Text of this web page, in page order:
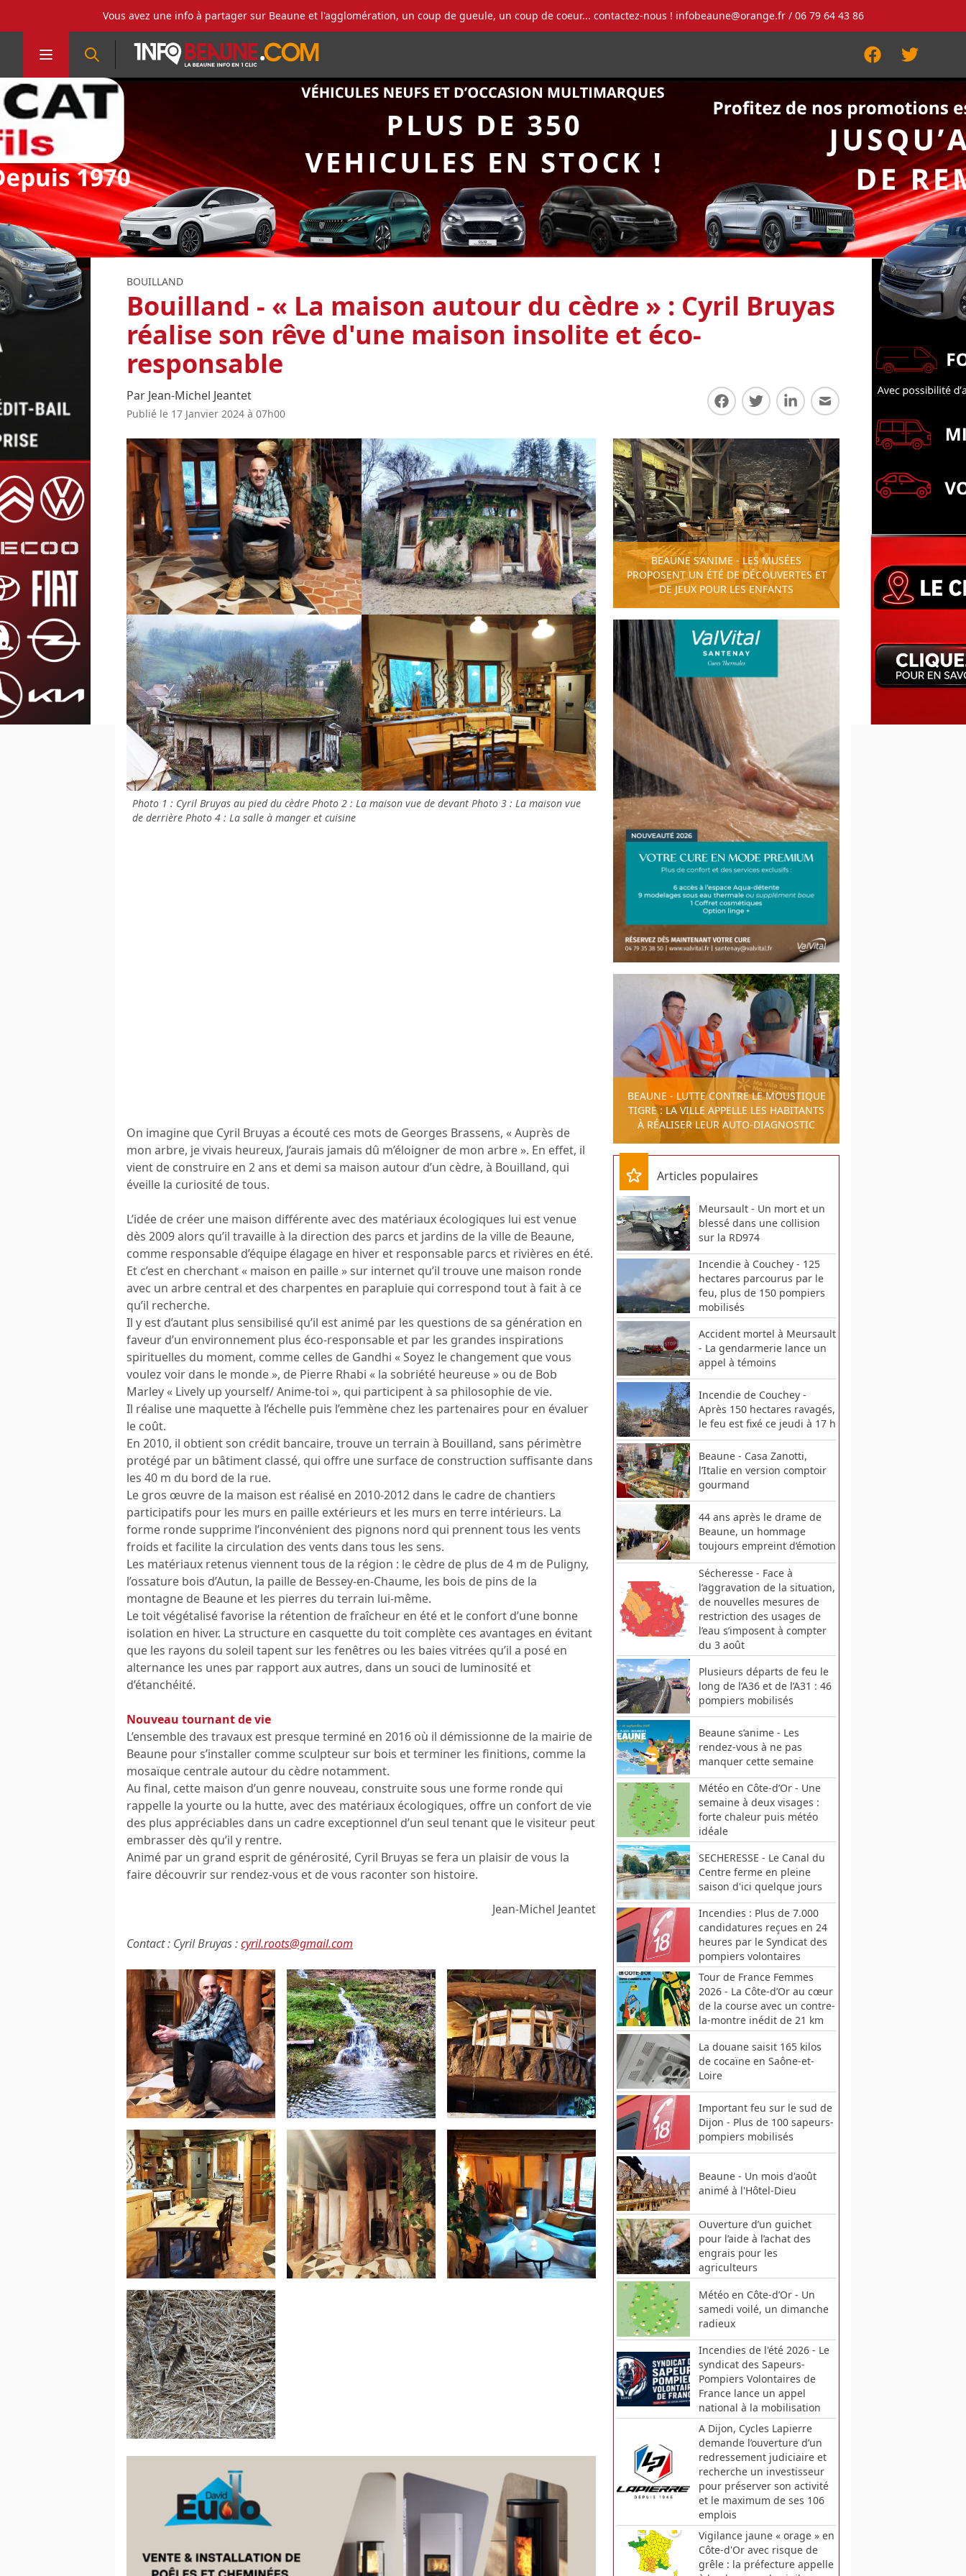
Vous avez une info à partager sur Beaune et l'agglomération, un coup de gueule, un coup de coeur... contactez-nous ! infobeaune@orange.fr/ 06 79 64 43 86
FacebookTwitter
BOUILLAND
Bouilland - « La maison autour du cèdre » : Cyril Bruyas
réalise son rêve d'une maison insolite et éco-
responsable
Par Jean-Michel Jeantet
Publié le 17 Janvier 2024 à 07h00 Partager sur Facebook
Partager sur Twitter
Partager sur LinkedIn
Partager par E-mail
Photo 1 : Cyril Bruyas au pied du cèdre Photo 2 : La maison vue de devant Photo 3 : La maison vue
de derrière Photo 4 : La salle à manger et cuisine
On imagine que Cyril Bruyas a écouté ces mots de Georges Brassens, « Auprès de
mon arbre, je vivais heureux, J’aurais jamais dû m’éloigner de mon arbre ». En effet, il
vient de construire en 2 ans et demi sa maison autour d’un cèdre, à Bouilland, qui
éveille la curiosité de tous.
L’idée de créer une maison différente avec des matériaux écologiques lui est venue
dès 2009 alors qu’il travaille à la direction des parcs et jardins de la ville de Beaune,
comme responsable d’équipe élagage en hiver et responsable parcs et rivières en été.
Et c’est en cherchant « maison en paille » sur internet qu’il trouve une maison ronde
avec un arbre central et des charpentes en parapluie qui correspond tout à fait à ce
qu’il recherche.
Il y est d’autant plus sensibilisé qu’il est animé par les questions de sa génération en
faveur d’un environnement plus éco-responsable et par les grandes inspirations
spirituelles du moment, comme celles de Gandhi « Soyez le changement que vous
voulez voir dans le monde », de Pierre Rhabi « la sobriété heureuse » ou de Bob
Marley « Lively up yourself/ Anime-toi », qui participent à sa philosophie de vie.
Il réalise une maquette à l’échelle puis l’emmène chez les partenaires pour en évaluer
le coût.
En 2010, il obtient son crédit bancaire, trouve un terrain à Bouilland, sans périmètre
protégé par un bâtiment classé, qui offre une surface de construction suffisante dans
les 40 m du bord de la rue.
Le gros œuvre de la maison est réalisé en 2010-2012 dans le cadre de chantiers
participatifs pour les murs en paille extérieurs et les murs en terre intérieurs. La
forme ronde supprime l’inconvénient des pignons nord qui prennent tous les vents
froids et facilite la circulation des vents dans tous les sens.
Les matériaux retenus viennent tous de la région : le cèdre de plus de 4 m de Puligny,
l’ossature bois d’Autun, la paille de Bessey-en-Chaume, les bois de pins de la
montagne de Beaune et les pierres du terrain lui-même.
Le toit végétalisé favorise la rétention de fraîcheur en été et le confort d’une bonne
isolation en hiver. La structure en casquette du toit complète ces avantages en évitant
que les rayons du soleil tapent sur les fenêtres ou les baies vitrées qu’il a posé en
alternance les unes par rapport aux autres, dans un souci de luminosité et
d’étanchéité.
Nouveau tournant de vie
L’ensemble des travaux est presque terminé en 2016 où il démissionne de la mairie de
Beaune pour s’installer comme sculpteur sur bois et terminer les finitions, comme la
mosaïque centrale autour du cèdre notamment.
Au final, cette maison d’un genre nouveau, construite sous une forme ronde qui
rappelle la yourte ou la hutte, avec des matériaux écologiques, offre un confort de vie
des plus appréciables dans un cadre exceptionnel d’un seul tenant que le visiteur peut
embrasser dès qu’il y rentre.
Animé par un grand esprit de générosité, Cyril Bruyas se fera un plaisir de vous la
faire découvrir sur rendez-vous et de vous raconter son histoire.
Jean-Michel Jeantet
Contact : Cyril Bruyas :cyril.roots@gmail.com
BEAUNE S’ANIME - LES MUSÉES
PROPOSENT UN ÉTÉ DE DÉCOUVERTES ET
DE JEUX POUR LES ENFANTS
BEAUNE - LUTTE CONTRE LE MOUSTIQUE
TIGRE : LA VILLE APPELLE LES HABITANTS
À RÉALISER LEUR AUTO-DIAGNOSTIC
Articles populaires
Meursault - Un mort et un
blessé dans une collision
sur la RD974
Incendie à Couchey - 125
hectares parcourus par le
feu, plus de 150 pompiers
mobilisés
Accident mortel à Meursault
- La gendarmerie lance un
appel à témoins
Incendie de Couchey -
Après 150 hectares ravagés,
le feu est fixé ce jeudi à 17 h
Beaune - Casa Zanotti,
l’Italie en version comptoir
gourmand
44 ans après le drame de
Beaune, un hommage
toujours empreint d’émotion
Sécheresse - Face à
l’aggravation de la situation,
de nouvelles mesures de
restriction des usages de
l’eau s’imposent à compter
du 3 août
Plusieurs départs de feu le
long de l’A36 et de l’A31 : 46
pompiers mobilisés
Beaune s’anime - Les
rendez-vous à ne pas
manquer cette semaine
Météo en Côte-d’Or - Une
semaine à deux visages :
forte chaleur puis météo
idéale
SECHERESSE - Le Canal du
Centre ferme en pleine
saison d'ici quelque jours
Incendies : Plus de 7.000
candidatures reçues en 24
heures par le Syndicat des
pompiers volontaires
Tour de France Femmes
2026 - La Côte-d’Or au cœur
de la course avec un contre-
la-montre inédit de 21 km
La douane saisit 165 kilos
de cocaïne en Saône-et-
Loire
Important feu sur le sud de
Dijon - Plus de 100 sapeurs-
pompiers mobilisés
Beaune - Un mois d'août
animé à l'Hôtel-Dieu
Ouverture d’un guichet
pour l’aide à l’achat des
engrais pour les
agriculteurs
Météo en Côte-d’Or - Un
samedi voilé, un dimanche
radieux
Incendies de l'été 2026 - Le
syndicat des Sapeurs-
Pompiers Volontaires de
France lance un appel
national à la mobilisation
A Dijon, Cycles Lapierre
demande l’ouverture d’un
redressement judiciaire et
recherche un investisseur
pour préserver son activité
et le maximum de ses 106
emplois
Vigilance jaune « orage » en
Côte-d'Or avec risque de
grêle : la préfecture appelle